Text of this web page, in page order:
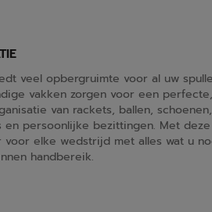
veel opbergruimte voor al uw
vakken zorgen voor een perfecte,
van rackets, ballen, schoenen,
en persoonlijke bezittingen. Met
voor elke wedstrijd met alles wat u
handbereik.